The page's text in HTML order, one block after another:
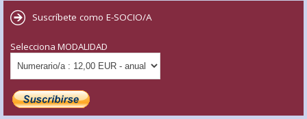
Suscríbete como E-SOCIO/A
Selecciona MODALIDAD